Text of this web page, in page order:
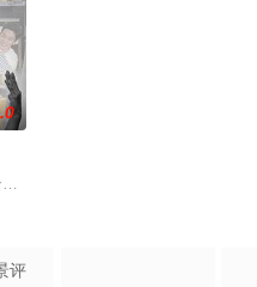
体，前提是他们得克服接踵
卡·特蕾西（奥利维亚·王尔德 Oliv
宣扬了树立正确的恋爱观生活观
评